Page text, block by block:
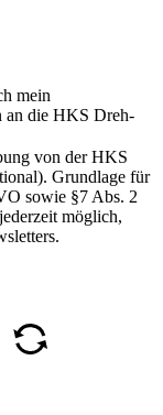
mein
an die HKS Dreh-
von der HKS
Grundlage für
sowie §7 Abs. 2
möglich,